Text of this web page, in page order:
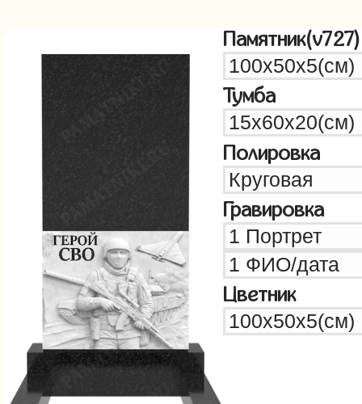
Памятник(v727)
Тумба
Полировка
Гравировка
Цветник